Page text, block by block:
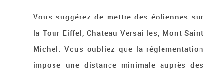
Vous suggérez de mettre des éoliennes sur
la Tour Eiffel, Chateau Versailles, Mont Saint
Michel. Vous oubliez que la réglementation
impose une distance minimale auprès des